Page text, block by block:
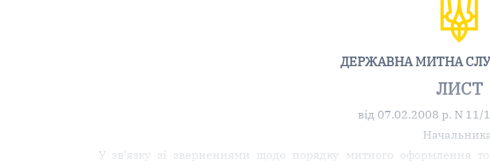
ДЕРЖАВНА МИТНА
ЛИСТ
від 07.02.2008 р. N
У зв'язку зі зверненнями щодо порядку митного оформлення